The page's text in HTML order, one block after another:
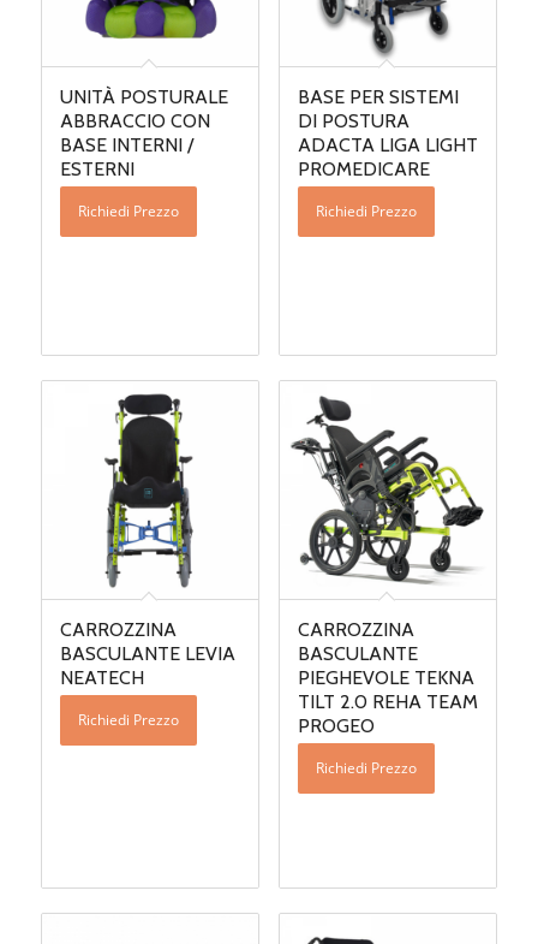
UNITÀ POSTURALE
ABBRACCIO CON
BASE INTERNI /
ESTERNI
Richiedi Prezzo
BASE PER SISTEMI
DI POSTURA
ADACTA LIGA LIGHT
PROMEDICARE
Richiedi Prezzo
CARROZZINA
BASCULANTE LEVIA
NEATECH
Richiedi Prezzo
CARROZZINA
BASCULANTE
PIEGHEVOLE TEKNA
TILT 2.0 REHA TEAM
PROGEO
Richiedi Prezzo